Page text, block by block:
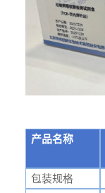
产品名称
包装规格